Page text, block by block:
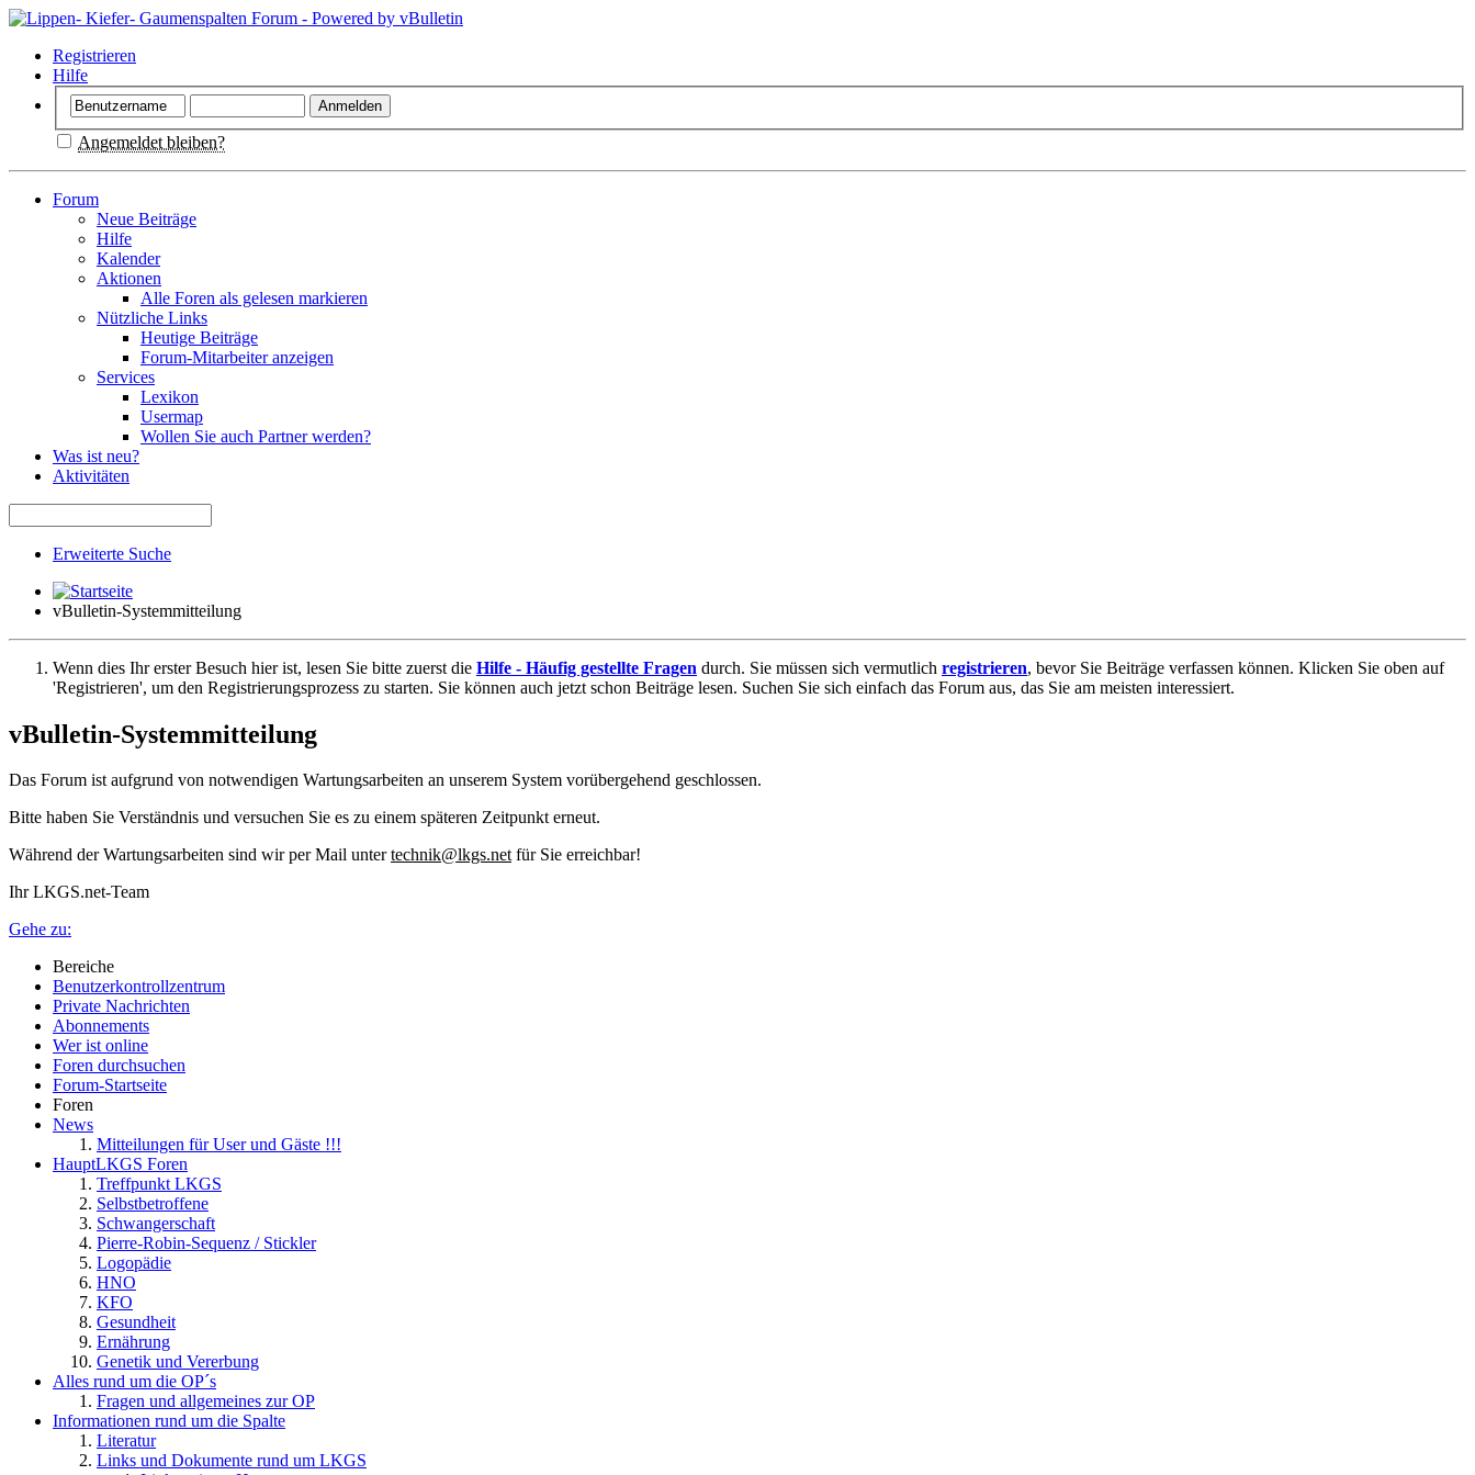
Registrieren
Hilfe
Angemeldet bleiben?
Forum
Neue Beiträge
Hilfe
Kalender
Aktionen
Alle Foren als gelesen markieren
Nützliche Links
Heutige Beiträge
Forum-Mitarbeiter anzeigen
Services
Lexikon
Usermap
Wollen Sie auch Partner werden?
Was ist neu?
Aktivitäten
Erweiterte Suche
vBulletin-Systemmitteilung
Wenn dies Ihr erster Besuch hier ist, lesen Sie bitte zuerst die Hilfe - Häufig gestellte Fragen durch. Sie müssen sich vermutlich registrieren, bevor Sie Beiträge verfassen können. Klicken Sie oben auf
'Registrieren', um den Registrierungsprozess zu starten. Sie können auch jetzt schon Beiträge lesen. Suchen Sie sich einfach das Forum aus, das Sie am meisten interessiert.
vBulletin-Systemmitteilung
Das Forum ist aufgrund von notwendigen Wartungsarbeiten an unserem System vorübergehend geschlossen.
Bitte haben Sie Verständnis und versuchen Sie es zu einem späteren Zeitpunkt erneut.
Während der Wartungsarbeiten sind wir per Mail untertechnik@lkgs.netfür Sie erreichbar!
Ihr LKGS.net-Team
Gehe zu:
Bereiche
Benutzerkontrollzentrum
Private Nachrichten
Abonnements
Wer ist online
Foren durchsuchen
Forum-Startseite
Foren
News
Mitteilungen für User und Gäste !!!
HauptLKGS Foren
Treffpunkt LKGS
Selbstbetroffene
Schwangerschaft
Pierre-Robin-Sequenz / Stickler
Logopädie
HNO
KFO
Gesundheit
Ernährung
Genetik und Vererbung
Alles rund um die OP´s
Fragen und allgemeines zur OP
Informationen rund um die Spalte
Literatur
Links und Dokumente rund um LKGS